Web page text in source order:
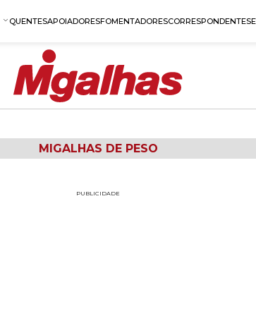
QUENTESAPOIADORESFOMENTADORESCORRESPONDENTES
MIGALHAS DE PESO
PUBLICIDADE